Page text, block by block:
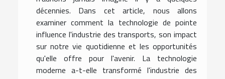
décennies. Dans cet article, nous allons
examiner comment la technologie de pointe
influence l'industrie des transports, son impact
sur notre vie quotidienne et les opportunités
qu'elle offre pour l'avenir. La technologie
moderne a-t-elle transformé l'industrie des